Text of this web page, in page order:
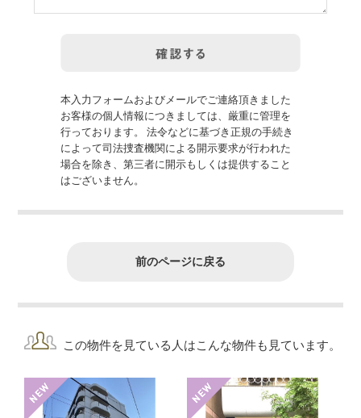
本入力フォームおよびメールでご連絡頂きました
お客様の個人情報につきましては、厳重に管理を
行っております。 法令などに基づき正規の手続き
によって司法捜査機関による開示要求が行われた
場合を除き、第三者に開示もしくは提供すること
はございません。
前のページに戻る
この物件を見ている人はこんな物件も見ています。